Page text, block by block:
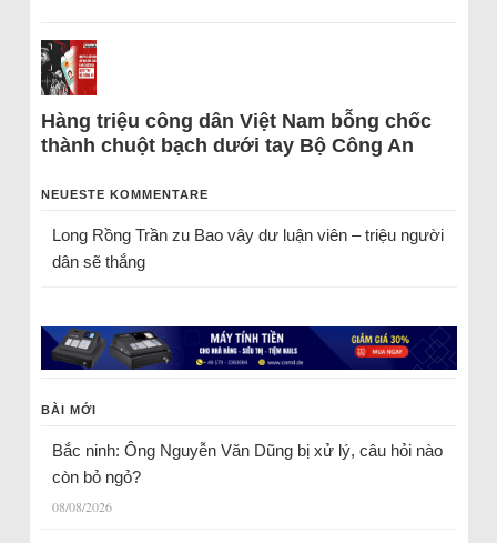
Hàng triệu công dân Việt Nam bỗng chốc
thành chuột bạch dưới tay Bộ Công An
NEUESTE KOMMENTARE
Long Rồng Trầnzu Bao vây dư luận viên – triệu người
dân sẽ thắng
BÀI MỚI
Bắc ninh: Ông Nguyễn Văn Dũng bị xử lý, câu hỏi nào
còn bỏ ngỏ?
08/08/2026